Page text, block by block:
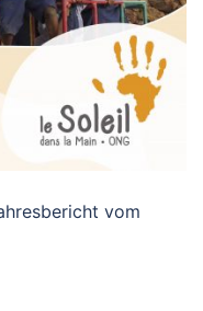
vom